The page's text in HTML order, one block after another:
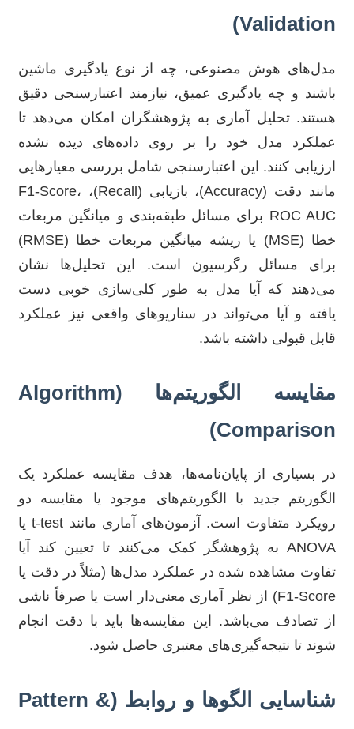
Validation)
مدل‌های هوش مصنوعی، چه از نوع یادگیری ماشین
باشند و چه یادگیری عمیق، نیازمند اعتبارسنجی دقیق
هستند. تحلیل آماری به پژوهشگران امکان می‌دهد تا
عملکرد مدل خود را بر روی داده‌های دیده نشده
ارزیابی کنند. این اعتبارسنجی شامل بررسی معیارهایی
مانند دقت (Accuracy)، بازیابی (Recall)، F1-Score،
ROC AUC برای مسائل طبقه‌بندی و میانگین مربعات
خطا (MSE) یا ریشه میانگین مربعات خطا (RMSE)
برای مسائل رگرسیون است. این تحلیل‌ها نشان
می‌دهند که آیا مدل به طور کلی‌سازی خوبی دست
یافته و آیا می‌تواند در سناریوهای واقعی نیز عملکرد
قابل قبولی داشته باشد.
مقایسه الگوریتم‌ها (Algorithm
Comparison)
در بسیاری از پایان‌نامه‌ها، هدف مقایسه عملکرد یک
الگوریتم جدید با الگوریتم‌های موجود یا مقایسه دو
رویکرد متفاوت است. آزمون‌های آماری مانند t-test یا
ANOVA به پژوهشگر کمک می‌کنند تا تعیین کند آیا
تفاوت مشاهده شده در عملکرد مدل‌ها (مثلاً در دقت یا
F1-Score) از نظر آماری معنی‌دار است یا صرفاً ناشی
از تصادف می‌باشد. این مقایسه‌ها باید با دقت انجام
شوند تا نتیجه‌گیری‌های معتبری حاصل شود.
شناسایی الگوها و روابط (Pattern &